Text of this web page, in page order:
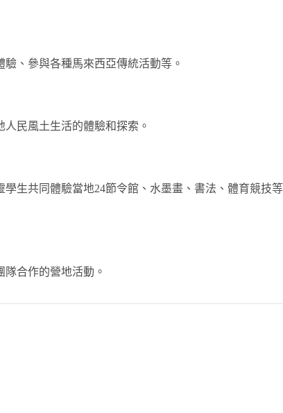
、參與各種馬來西亞傳統活動等。
民風土生活的體驗和探索。
生共同體驗當地24節令館、水墨畫、書法、體育競技等
合作的營地活動。